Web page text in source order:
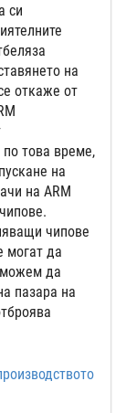
си
на
откаже от
по това време,
на
на ARM
чипове
могат да
можем да
пазара на